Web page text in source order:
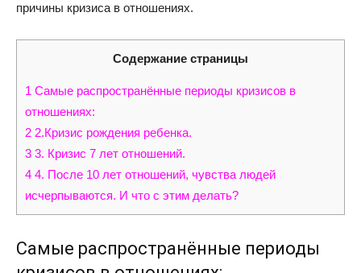
причины кризиса в отношениях.
Содержание страницы
1 Самые распространённые периоды кризисов в
отношениях:
2 2.Кризис рождения ребенка.
3 3. Кризис 7 лет отношений.
4 4. После 10 лет отношений, чувства людей
исчерпываются. И что с этим делать?
Самые распространённые периоды